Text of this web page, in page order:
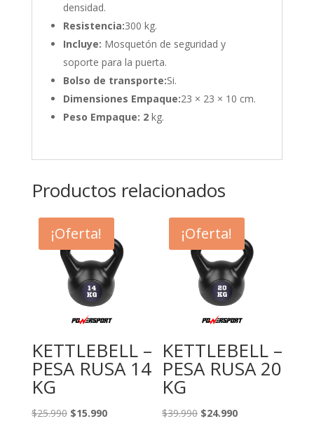
densidad.
Resistencia:300 kg.
Incluye: Mosquetón de seguridad y
soporte para la puerta.
Bolso de transporte:Si.
Dimensiones Empaque:23 × 23 × 10 cm.
Peso Empaque: 2kg.
Productos relacionados
¡Oferta!
KETTLEBELL –
PESA RUSA 14
KG
$25.990 El
$15.990El
¡Oferta!
KETTLEBELL –
PESA RUSA 20
KG
$39.990 El
$24.990El